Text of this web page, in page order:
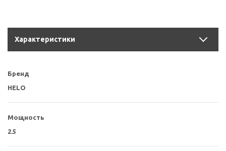
Характеристики
Бренд
HELO
Мощность
2.5